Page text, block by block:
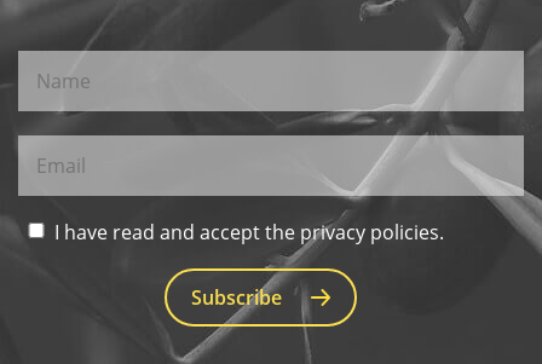
I have read and accept the privacy policies.
Subscribe